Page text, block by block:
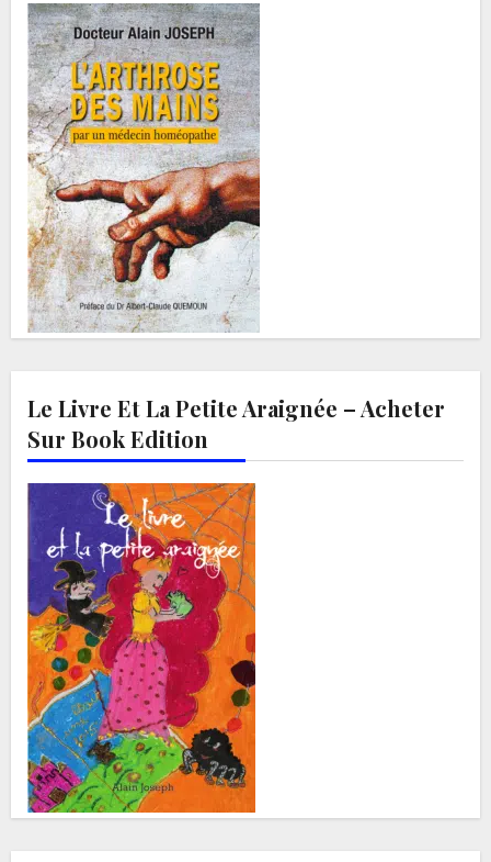
Le Livre Et La Petite Araignée – Acheter
Sur Book Edition